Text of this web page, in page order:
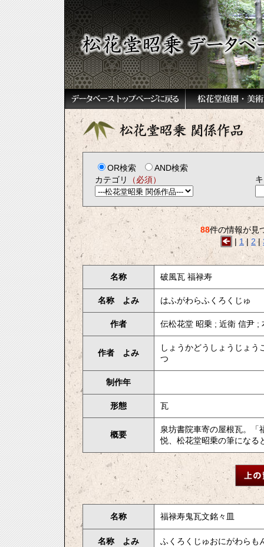
OR検索
AND検索
カテゴリ
（必須）
88件の情報が見
| 1 | 2|
名称 破風瓦 福禄寿
名称 よみ はふがわらふくろくじゅ
作者 伝松花堂 昭乗 ; 近衛 信尹 ;
作者 よみ
しょうかどうしょうじょう
つ
制作年
形態 瓦
概要
泉坊書院車寄の屋根瓦。「
悦、松花堂昭乗の筆になる
名称 福禄寿鬼瓦文銘々皿
名称 よみ ふくろくじゅおにがわらも